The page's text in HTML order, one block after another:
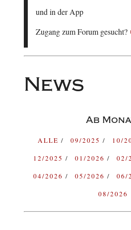
und in der App
Zugang zum Forum gesucht?
News
Ab
ALLE 09/2025 10/
12/2025
01/2026 02/
04/2026
05/2026 06/
08/2026